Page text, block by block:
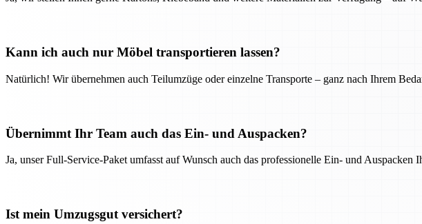
Kann ich auch nur Möbel transportieren lassen?
Natürlich! Wir übernehmen auch Teilumzüge oder einzelne Transporte – ganz nach Ihrem
Übernimmt Ihr Team auch das Ein- und Auspacken?
Ja, unser Full-Service-Paket umfasst auf Wunsch auch das professionelle Ein- und Auspacken
Ist mein Umzugsgut versichert?